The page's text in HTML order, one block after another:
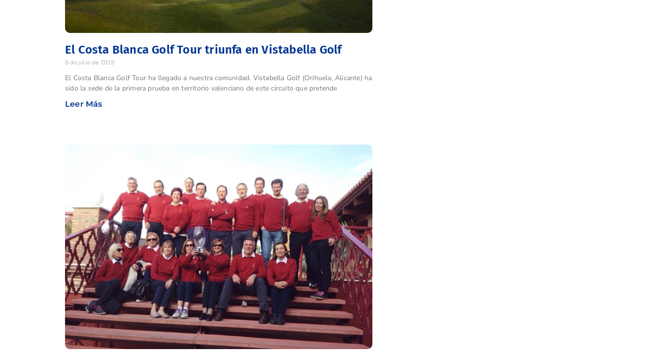
El Costa Blanca Golf Tour triunfa en Vistabella Golf
8 de julio de 2019
El Costa Blanca Golf Tour ha llegado a nuestra comunidad. Vistabella Golf (Orihuela, Alicante) ha
sido la sede de la primera prueba en territorio valenciano de este circuito que pretende
Leer Más